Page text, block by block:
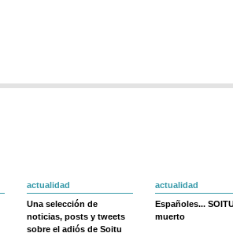
actualidad
Una selección de
noticias, posts y tweets
sobre el adiós de Soitu
actualidad
Españoles...
muerto